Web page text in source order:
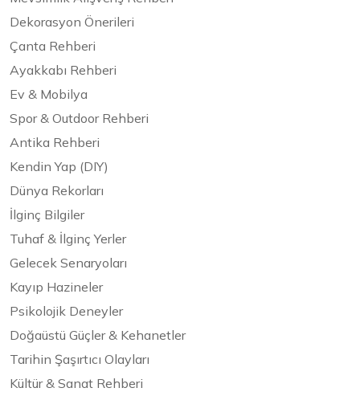
Dekorasyon Önerileri
Çanta Rehberi
Ayakkabı Rehberi
Ev & Mobilya
Spor & Outdoor Rehberi
Antika Rehberi
Kendin Yap (DIY)
Dünya Rekorları
İlginç Bilgiler
Tuhaf & İlginç Yerler
Gelecek Senaryoları
Kayıp Hazineler
Psikolojik Deneyler
Doğaüstü Güçler & Kehanetler
Tarihin Şaşırtıcı Olayları
Kültür & Sanat Rehberi